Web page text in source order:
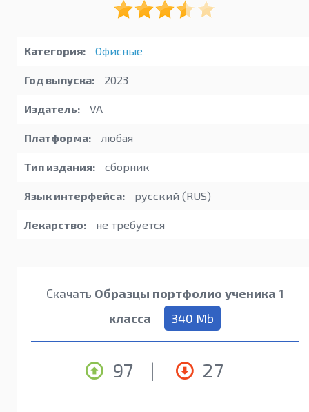
Категория: Офисные
Год выпуска: 2023
Издатель: VA
Платформа: любая
Тип издания: сборник
Язык интерфейса: русский (RUS)
Лекарство: не требуется
Скачать Образцы портфолио ученика 1
класса
340 Mb
97 | 27